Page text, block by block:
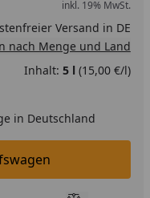
inkl. 19% MwSt.
Versand in DE
nach Menge und Land
Inhalt: 5 l (15,00 €/l)
in Deutschland
Einkaufswagen legen